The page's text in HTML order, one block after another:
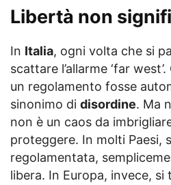
Libertà non
In Italia, ogni volta che si
scattare l’allarme ‘far
un regolamento fosse
sinonimo di disordine. Ma
non è un caos da
proteggere. In molti Paesi,
regolamentata,
libera. In Europa, invece,